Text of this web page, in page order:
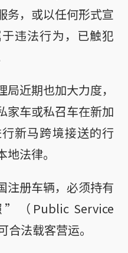
务，或以任何形式宣
违法行为，已触犯
近期也加大力度，
家车或私召车在新加
新马跨境接送的行
法律。
注册车辆，必须持有
（Public Service
法载客营运。